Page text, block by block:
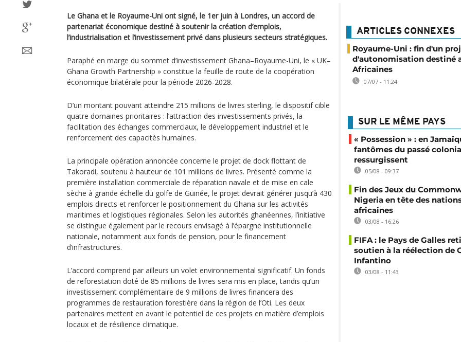
Le Ghana et le Royaume-Uni ont signé, le 1er juin à Londres, un accord de
partenariat économique destiné à soutenir la création d’emplois,
l’industrialisation et l’investissement privé dans plusieurs secteurs stratégiques.
Paraphé en marge du sommet d’investissement Ghana–Royaume-Uni, le « UK–
Ghana Growth Partnership » constitue la feuille de route de la coopération
économique bilatérale pour la période 2026-2028.
D’un montant pouvant atteindre 215 millions de livres sterling, le dispositif cible
quatre domaines prioritaires : l’attraction des investissements privés, la
facilitation des échanges commerciaux, le développement industriel et le
renforcement des capacités humaines.
La principale opération annoncée concerne le projet de dock flottant de
Takoradi, soutenu à hauteur de 101 millions de livres. Présenté comme la
première installation commerciale de réparation navale et de mise en cale
sèche à grande échelle du golfe de Guinée, le projet devrait générer jusqu’à 430
emplois directs et renforcer le positionnement du Ghana sur les activités
maritimes et logistiques régionales. Selon les autorités ghanéennes, l’initiative
se distingue également par le recours envisagé à l’épargne institutionnelle
nationale, notamment aux fonds de pension, pour le financement
d’infrastructures.
L’accord comprend par ailleurs un volet environnemental significatif. Un fonds
de reforestation doté de 85 millions de livres sera mis en place, tandis qu’un
investissement complémentaire de 9 millions de livres financera des
programmes de restauration forestière dans la région de l’Oti. Les deux
partenaires mettent en avant le potentiel de ces projets en matière d’emplois
locaux et de résilience climatique.
ARTICLES CONNEXES
Royaume-Uni : fin d'un
d'autonomisation destiné
Africaines
07/07 - 11:24
SUR LE MÊME PAYS
« Possession » : en
fantômes du passé
ressurgissent
05/08 - 09:37
Fin des Jeux du
Nigeria en tête des
africaines
03/08 - 16:26
FIFA : le Pays de Galles
soutien à la réélection de
Infantino
03/08 - 11:43